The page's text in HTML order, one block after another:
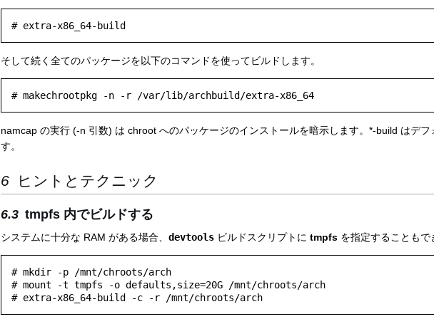
そして続く全てのパッケージを以下のコマンドを使ってビルドします。
namcap の実行 (-n 引数) は chroot へのパッケージのインストールを暗示します。*-build はデ
す。
ヒントとテクニック
tmpfs 内でビルドする
システムに十分な RAM がある場合、 devtools ビルドスクリプトに tmpfs を指定することもで
# mkdir -p /mnt/chroots/arch
# mount -t tmpfs -o defaults,size=20G /mnt/chroots/arch